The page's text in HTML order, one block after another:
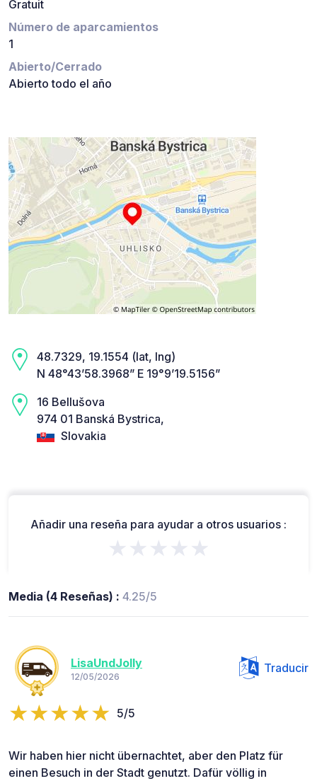
Gratuit
Número de aparcamientos
1
Abierto/Cerrado
Abierto todo el año
48.7329, 19.1554 (lat, lng)
N 48°43’58.3968” E 19°9’19.5156”
16 Bellušova
974 01 Banská Bystrica,
Slovakia
Añadir una reseña para ayudar a otros usuarios :
★★★★★
Media (4 Reseñas) : 4.25/5
LisaUndJolly
12/05/2026
Traducir
5/5
Wir haben hier nicht übernachtet, aber den Platz für
einen Besuch in der Stadt genutzt. Dafür völlig in